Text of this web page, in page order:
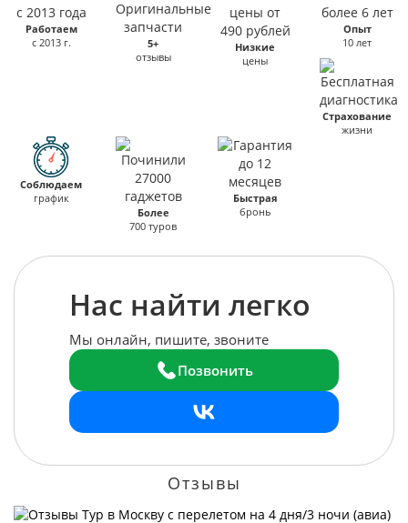
Работаем
с 2013 г.
5+
отзывы
Низкие
цены
Опыт
10 лет
Страхование
жизни
Соблюдаем
график
Более
700 туров
Быстрая
бронь
Нас найти легко
Мы онлайн, пишите, звоните
Позвонить
Отзывы